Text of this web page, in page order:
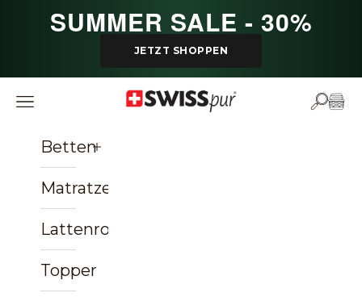
SUMMER SALE - 30%
JETZT SHOPPEN
SWISSpur
Navigationsmenü öffnen Suche
Betten
Matratzen
Lattenroste
Topper